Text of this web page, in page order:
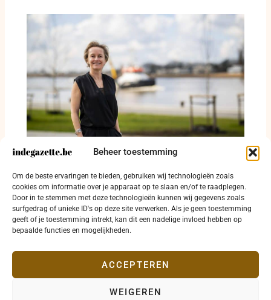
Beheer toestemming
Om de beste ervaringen te bieden, gebruiken wij technologieën zoals
cookies om informatie over je apparaat op te slaan en/of te raadplegen.
Door in te stemmen met deze technologieën kunnen wij gegevens zoals
surfgedrag of unieke ID's op deze site verwerken. Als je geen toestemming
geeft of je toestemming intrekt, kan dit een nadelige invloed hebben op
bepaalde functies en mogelijkheden.
ACCEPTEREN
WEIGEREN
Minister De Ridder, red Woumen of zeg eerlijk
dat de Westhoek u niet genoeg waard is
22 juni 2026